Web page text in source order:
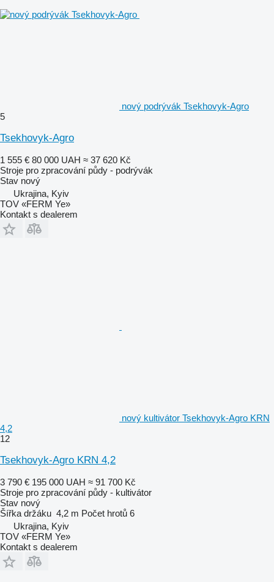
nový podrývák Tsekhovyk-Agro
5
Tsekhovyk-Agro
1 555 € 80 000 UAH ≈ 37 620 Kč
Stroje pro zpracování půdy - podrývák
Stav nový
Ukrajina, Kyiv
TOV «FERM Ye»
Kontakt s dealerem
nový kultivátor Tsekhovyk-Agro KRN
4,2
12
Tsekhovyk-Agro KRN 4,2
3 790 € 195 000 UAH ≈ 91 700 Kč
Stroje pro zpracování půdy - kultivátor
Stav nový
Šířka držáku 4,2 m Počet hrotů 6
Ukrajina, Kyiv
TOV «FERM Ye»
Kontakt s dealerem